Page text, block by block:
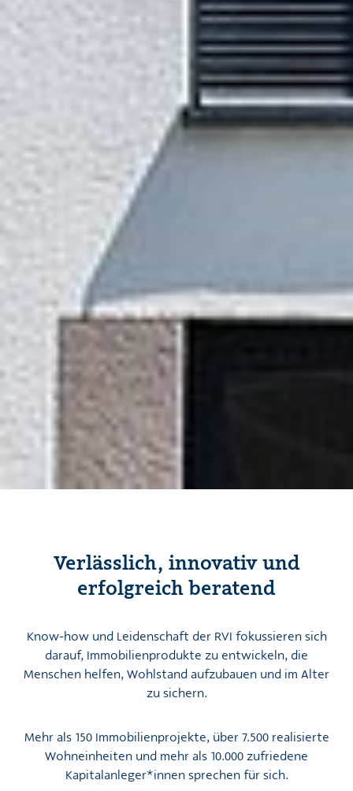
Verlässlich, innovativ und
erfolgreich beratend
Know-how und Leidenschaft der RVI fokussieren sich
darauf, Immobilienprodukte zu entwickeln, die
Menschen helfen, Wohlstand aufzubauen und im Alter
zu sichern.
Mehr als 150 Immobilienprojekte, über 7.500 realisierte
Wohneinheiten und mehr als 10.000 zufriedene
Kapitalanleger*innen sprechen für sich.